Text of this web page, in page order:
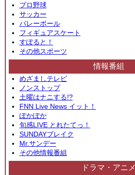
プロ野球
サッカー
バレーボール
フィギュアスケート
すぽると！
その他スポーツ
情報番組
めざましテレビ
ノンストップ
土曜はナニする!?
FNN Live News イット！
ぽかぽか
旬感LIVE とれたてっ！
SUNDAYブレイク
Mr.サンデー
その他情報番組
ドラマ・アニメ